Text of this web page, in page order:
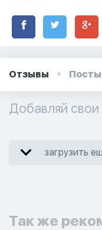
Отзывы Посты
Добавляй
загрузить
Так же